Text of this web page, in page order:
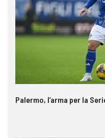
Palermo, l’arma per la